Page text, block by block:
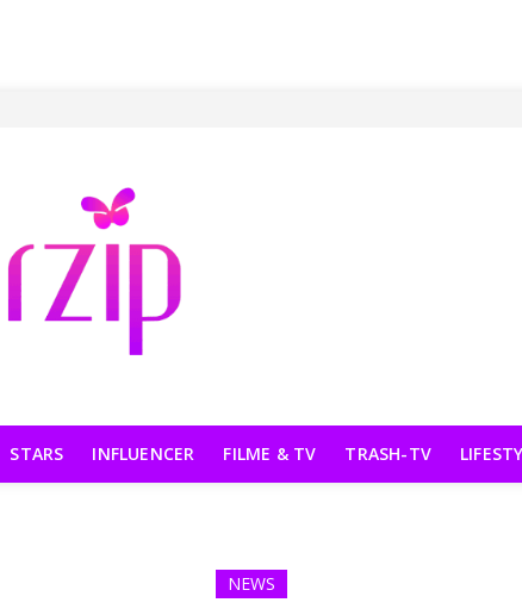
STARS INFLUENCER FILME & TV TRASH-TV
NEWS